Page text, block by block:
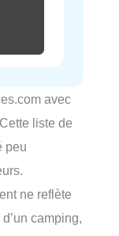
avec
liste de
peu
ne reflète
camping,